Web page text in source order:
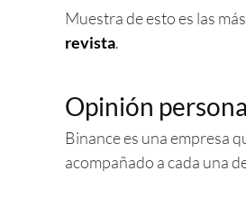
Muestra de esto es las
revista.
Opinión
Binance es una empresa
acompañado a cada una